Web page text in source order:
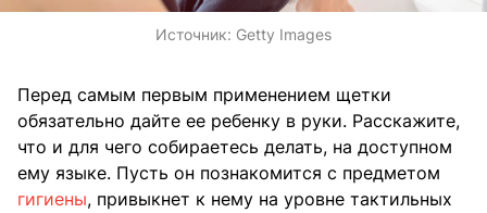
Источник: Getty Images
Перед самым первым применением щетки
обязательно дайте ее ребенку в руки. Расскажите,
что и для чего собираетесь делать, на доступном
ему языке. Пусть он познакомится с предметом
гигиены, привыкнет к нему на уровне тактильных